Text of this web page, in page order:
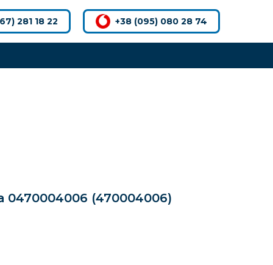
281 18 22 +38 (095) 080 28 74
0470004006 (470004006)